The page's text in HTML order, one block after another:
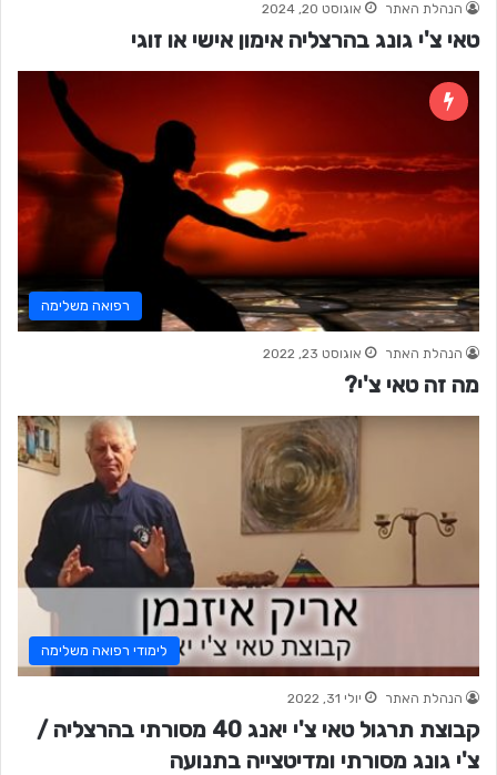
הנהלת האתר אוגוסט 20, 2024
טאי צ'י גונג בהרצליה אימון אישי או זוגי
רפואה משלימה
הנהלת האתר אוגוסט 23, 2022
מה זה טאי צ'י?
לימודי רפואה משלימה
הנהלת האתר יולי 31, 2022
קבוצת תרגול טאי צ'י יאנג 40 מסורתי בהרצליה /
צ'י גונג מסורתי ומדיטצייה בתנועה